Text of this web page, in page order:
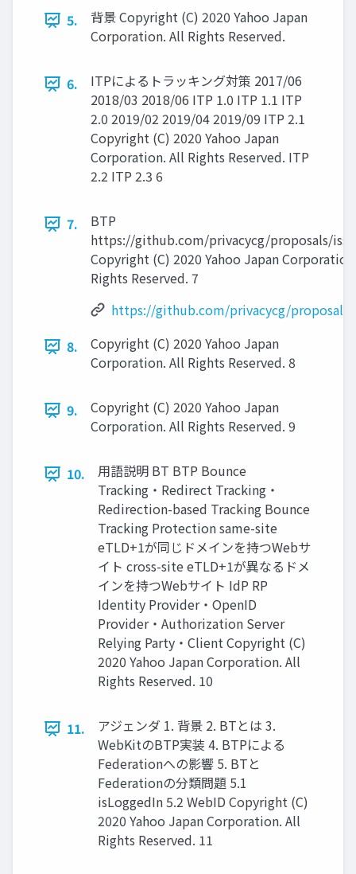
5.
背景 Copyright (C) 2020 Yahoo Japan
Corporation. All Rights Reserved.
6.
ITPによるトラッキング対策 2017/06
2018/03 2018/06 ITP 1.0 ITP 1.1 ITP
2.0 2019/02 2019/04 2019/09 ITP 2.1
Copyright (C) 2020 Yahoo Japan
Corporation. All Rights Reserved. ITP
2.2 ITP 2.3 6
7.
BTP
https://github.com/privacycg/proposals/
Copyright (C) 2020 Yahoo Japan
Rights Reserved. 7
https://github.com/privacycg/proposals/
8.
Copyright (C) 2020 Yahoo Japan
Corporation. All Rights Reserved. 8
9.
Copyright (C) 2020 Yahoo Japan
Corporation. All Rights Reserved. 9
10.
⽤語説明 BT BTP Bounce
Tracking・Redirect Tracking・
Redirection-based Tracking Bounce
Tracking Protection same-site
eTLD+1が同じドメインを持つWebサ
イト cross-site eTLD+1が異なるドメ
インを持つWebサイト IdP RP
Identity Provider・OpenID
Provider・Authorization Server
Relying Party・Client Copyright (C)
2020 Yahoo Japan Corporation. All
Rights Reserved. 10
11.
アジェンダ 1. 背景 2. BTとは 3.
WebKitのBTP実装 4. BTPによる
Federationへの影響 5. BTと
Federationの分類問題 5.1
isLoggedIn 5.2 WebID Copyright (C)
2020 Yahoo Japan Corporation. All
Rights Reserved. 11